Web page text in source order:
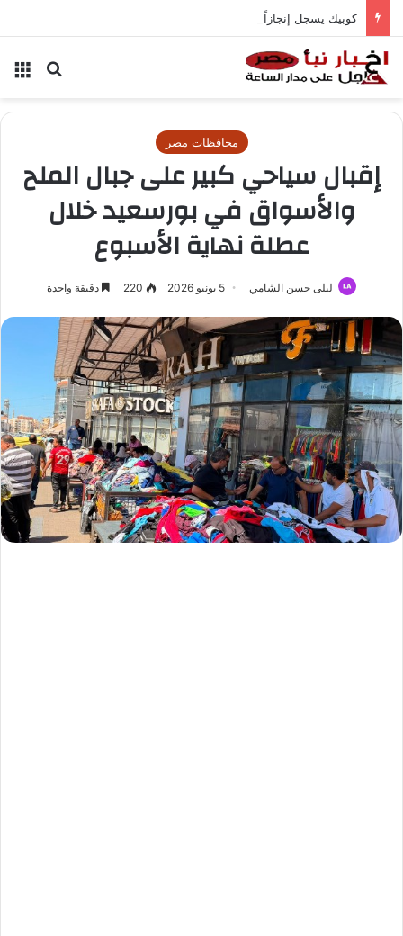
كوبيك يسجل إنجازاً تاريخياً في المونديال
بحث
محافظات مصر
إقبال سياحي كبير على جبال الملح
والأسواق في بورسعيد خلال
عطلة نهاية الأسبوع
ليلى حسن الشامي 5 يونيو 2026 220 دقيقة واحدة